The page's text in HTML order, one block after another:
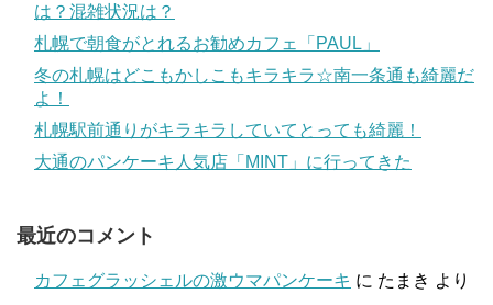
は？混雑状況は？
札幌で朝食がとれるお勧めカフェ「PAUL」
冬の札幌はどこもかしこもキラキラ☆南一条通も綺麗だ
よ！
札幌駅前通りがキラキラしていてとっても綺麗！
大通のパンケーキ人気店「MINT」に行ってきた
最近のコメント
カフェグラッシェルの激ウマパンケーキ に たまき より